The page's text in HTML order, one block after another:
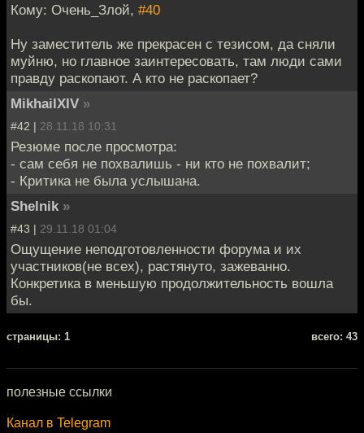
Кому: Очень_Злой, #40
Ну заместитель же прекрасен с тезисом, да сняли
муйню, но главное заинтересовать, там люди сами
правду раскопают. А кто не раскопает?
MikhailXIV »
#42 | 28.11.18 10:31
Резюме после просмотра:
- сам себя не похвалишь - ни кто не похвалит;
- Критика не была услышана.
Shelnik »
#43 | 29.11.18 01:04
Ощущение неподготовленности форума и их
участников(не всех), растянуто, зажеванно.
Конкретика в меньшую продолжительность вошла
бы.
cтраницы: 1 всего: 43
полезные ссылки
Канал в Telegram